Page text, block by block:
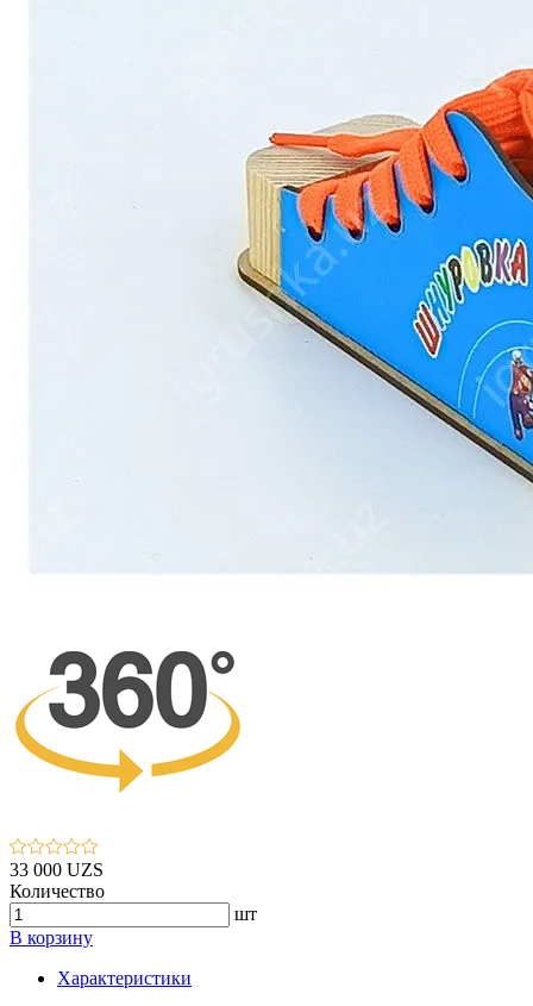
33 000 UZS
Количество
шт
В корзину
Характеристики